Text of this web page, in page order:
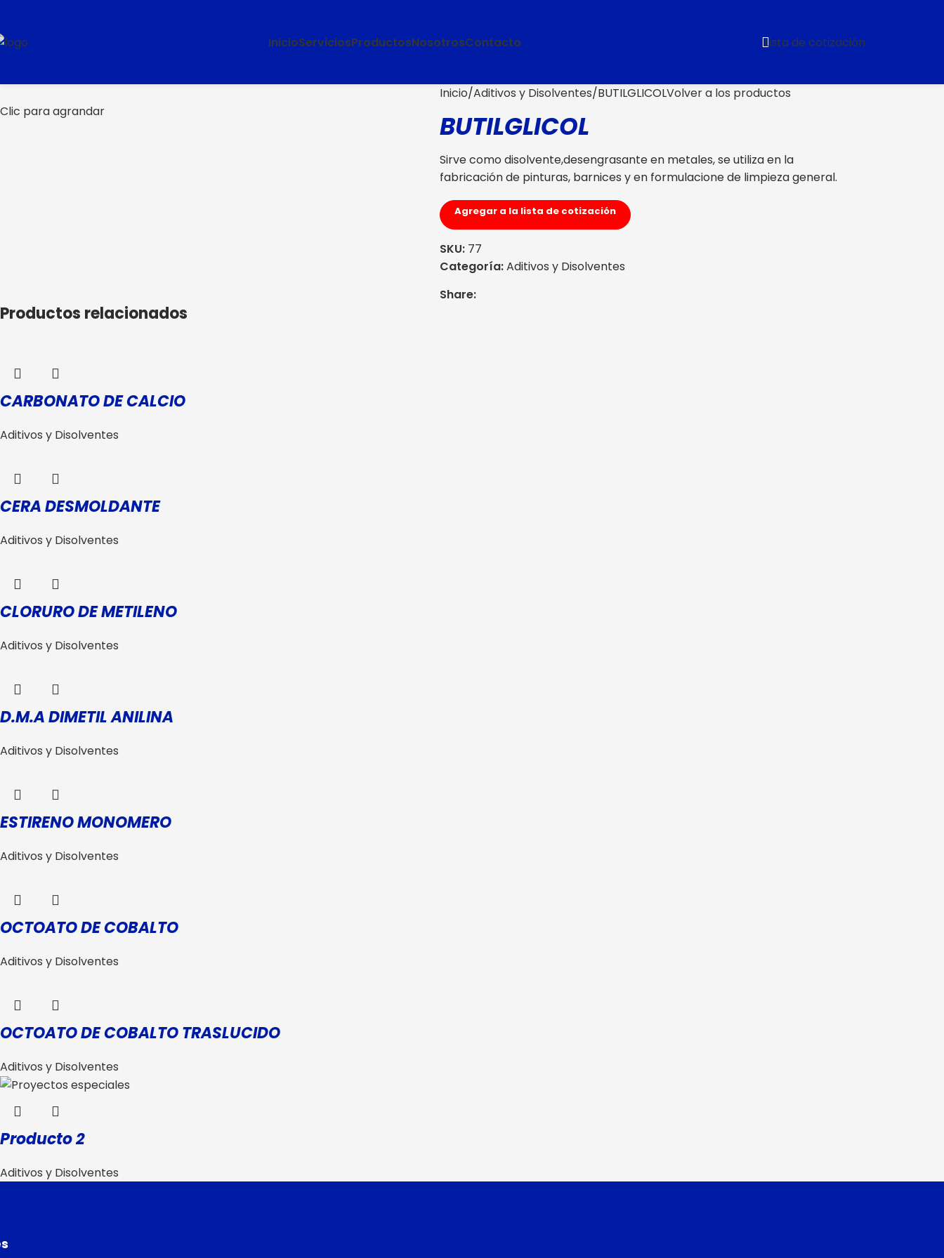
InicioServiciosProductosNosotrosContacto Lista de cotización
Clic para agrandar
Inicio Aditivos y Disolventes BUTILGLICOLVolver a los productos
BUTILGLICOL
Sirve como disolvente,desengrasante en metales, se utiliza en la
fabricación de pinturas, barnices y en formulacione de limpieza general.
Agregar a la lista de cotización
SKU: 77
Categoría:Aditivos y Disolventes
Share:
Productos relacionados
CARBONATO DE CALCIO
Aditivos y Disolventes
CERA DESMOLDANTE
Aditivos y Disolventes
CLORURO DE METILENO
Aditivos y Disolventes
D.M.A DIMETIL ANILINA
Aditivos y Disolventes
ESTIRENO MONOMERO
Aditivos y Disolventes
OCTOATO DE COBALTO
Aditivos y Disolventes
OCTOATO DE COBALTO TRASLUCIDO
Aditivos y Disolventes
Producto 2
Aditivos y Disolventes